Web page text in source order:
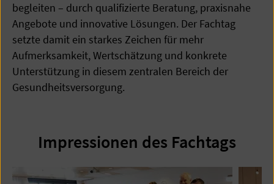
begleiten – durch qualifizierte Beratung, praxisnahe
Angebote und innovative Lösungen. Der Fachtag
setzte damit ein starkes Zeichen für mehr
Aufmerksamkeit, Wertschätzung und konkrete
Unterstützung in diesem zentralen Bereich der
Gesundheitsversorgung.
Impressionen des Fachtags